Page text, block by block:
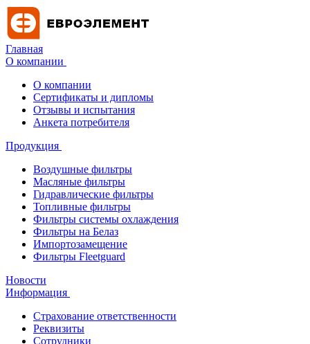
Главная
О компании
О компании
Сертификаты и дипломы
Отзывы и испытания
Анкета потребителя
Продукция
Воздушные фильтры
Масляные фильтры
Гидравлические фильтры
Топливные фильтры
Фильтры системы охлаждения
Фильтры на Белаз
Импортозамещение
Фильтры Fleetguard
Новости
Информация
Страхование ответственности
Реквизиты
Сотрудники